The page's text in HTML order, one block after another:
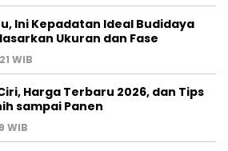
Ini Kepadatan Ideal Budidaya
Ukuran dan Fase
WIB
Harga Terbaru 2026, dan Tips
sampai Panen
WIB